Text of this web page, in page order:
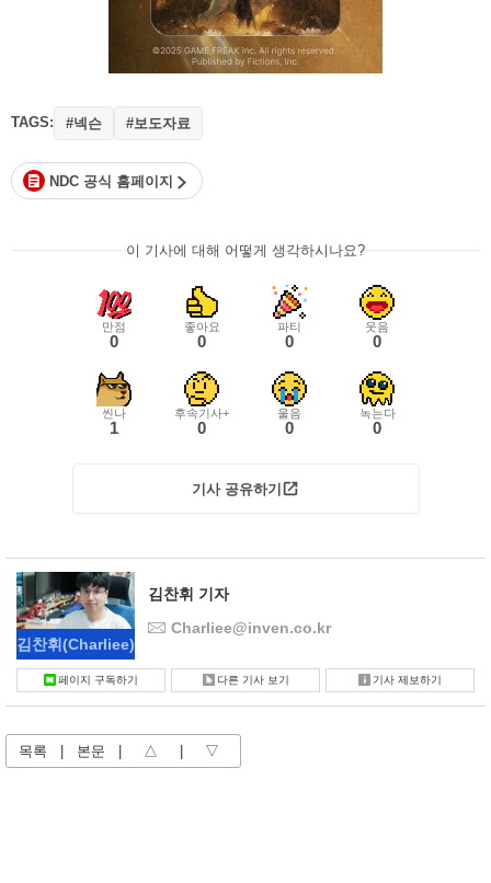
TAGS: #넥슨 #보도자료
NDC 공식 홈페이지
이 기사에 대해 어떻게 생각하시나요?
만점
0
좋아요
0
파티
0
웃음
0
씬나
1
후속기사+
0
울음
0
녹는다
0
기사 공유하기
김찬휘(Charliee)
김찬휘 기자
Charliee@inven.co.kr
페이지 구독하기 다른 기사 보기 기사 제보하기
목록 본문 △ ▽